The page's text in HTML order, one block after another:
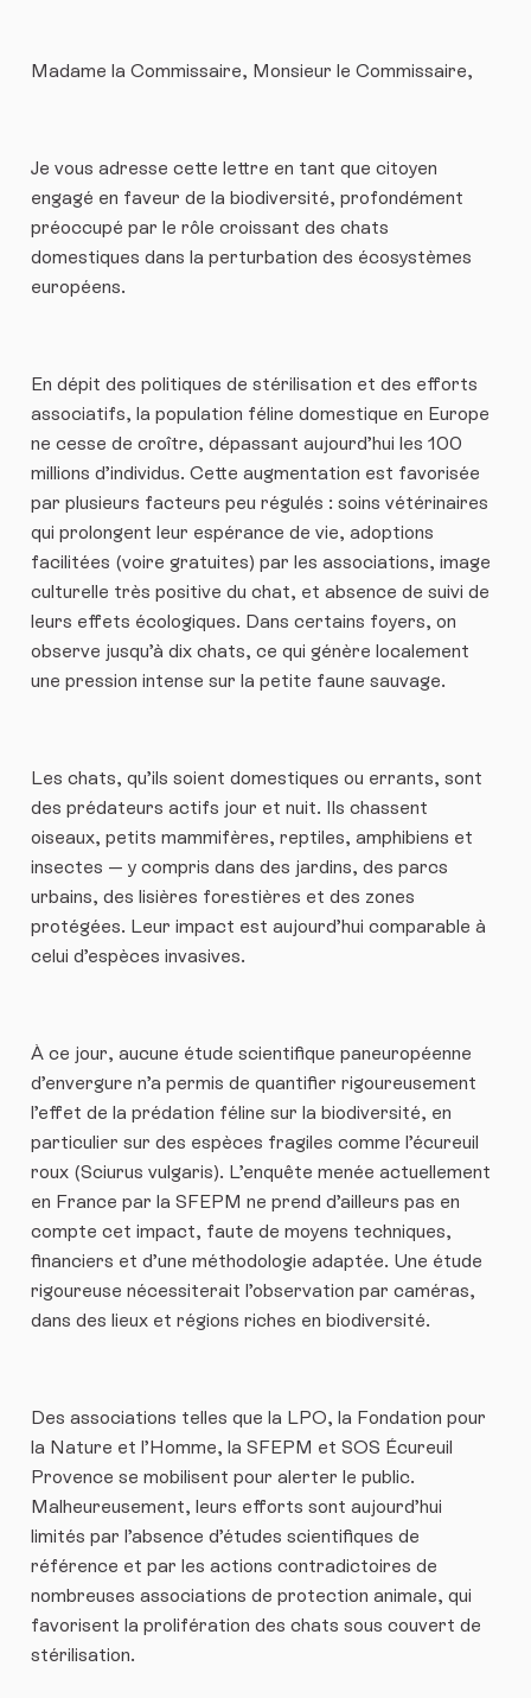
Madame la Commissaire, Monsieur le Commissaire,
Je vous adresse cette lettre en tant que citoyen
engagé en faveur de la biodiversité, profondément
préoccupé par le rôle croissant des chats
domestiques dans la perturbation des écosystèmes
européens.
En dépit des politiques de stérilisation et des efforts
associatifs, la population féline domestique en Europe
ne cesse de croître, dépassant aujourd’hui les 100
millions d’individus. Cette augmentation est favorisée
par plusieurs facteurs peu régulés : soins vétérinaires
qui prolongent leur espérance de vie, adoptions
facilitées (voire gratuites) par les associations, image
culturelle très positive du chat, et absence de suivi de
leurs effets écologiques. Dans certains foyers, on
observe jusqu’à dix chats, ce qui génère localement
une pression intense sur la petite faune sauvage.
Les chats, qu’ils soient domestiques ou errants, sont
des prédateurs actifs jour et nuit. Ils chassent
oiseaux, petits mammifères, reptiles, amphibiens et
insectes — y compris dans des jardins, des parcs
urbains, des lisières forestières et des zones
protégées. Leur impact est aujourd’hui comparable à
celui d’espèces invasives.
À ce jour, aucune étude scientifique paneuropéenne
d’envergure n’a permis de quantifier rigoureusement
l’effet de la prédation féline sur la biodiversité, en
particulier sur des espèces fragiles comme l’écureuil
roux (Sciurus vulgaris). L’enquête menée actuellement
en France par la SFEPM ne prend d’ailleurs pas en
compte cet impact, faute de moyens techniques,
financiers et d’une méthodologie adaptée. Une étude
rigoureuse nécessiterait l’observation par caméras,
dans des lieux et régions riches en biodiversité.
Des associations telles que la LPO, la Fondation pour
la Nature et l’Homme, la SFEPM et SOS Écureuil
Provence se mobilisent pour alerter le public.
Malheureusement, leurs efforts sont aujourd’hui
limités par l’absence d’études scientifiques de
référence et par les actions contradictoires de
nombreuses associations de protection animale, qui
favorisent la prolifération des chats sous couvert de
stérilisation.